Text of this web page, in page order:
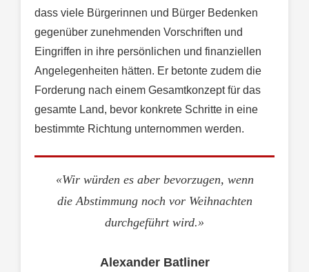
dass viele Bürgerinnen und Bürger Bedenken
gegenüber zunehmenden Vorschriften und
Eingriffen in ihre persönlichen und finanziellen
Angelegenheiten hätten. Er betonte zudem die
Forderung nach einem Gesamtkonzept für das
gesamte Land, bevor konkrete Schritte in eine
bestimmte Richtung unternommen werden.
«Wir würden es aber bevorzugen, wenn
die Abstimmung noch vor Weihnachten
durchgeführt wird.»
Alexander Batliner